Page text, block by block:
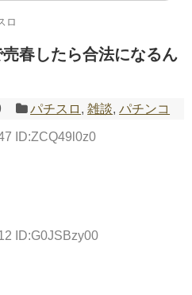
なんやが、ワイの人生どれくら
ソアニメの思い出ｗｗｗ
ロ
春したら合法になるん
パチスロ ,雑談,パチンコ
ID:ZCQ49l0z0
ID:G0JSBzy00